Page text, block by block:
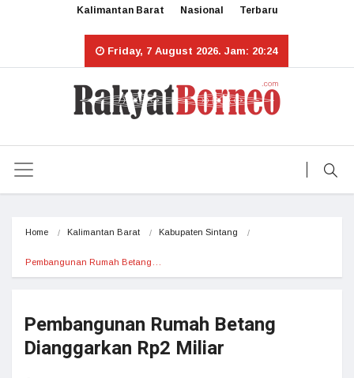
Kalimantan Barat Nasional Terbaru
Friday, 7 August 2026. Jam: 20:24
Home Kalimantan Barat Kabupaten Sintang
Pembangunan Rumah Betang…
Pembangunan Rumah Betang
Dianggarkan Rp2 Miliar